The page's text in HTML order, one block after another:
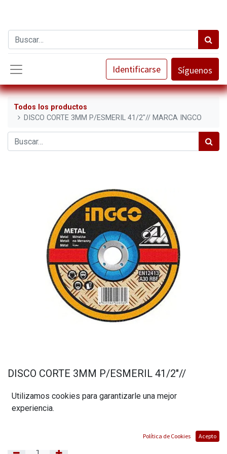
Identificarse Síguenos
Todos los productos
DISCO CORTE 3MM P/ESMERIL 41/2"// MARCA INGCO
DISCO CORTE 3MM P/ESMERIL 41/2"//
(0 reseña)
Utilizamos cookies para garantizarle una mejor
experiencia.
Política de Cookies Acepto